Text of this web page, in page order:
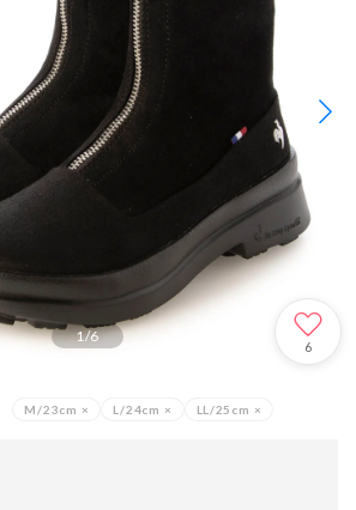
1/6
6
M/23cm × L/24cm × LL/25cm ×